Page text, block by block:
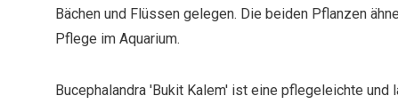
Bächen und Flüssen gelegen. Die beiden Pflanzen
Pflege im Aquarium.
Bucephalandra 'Bukit Kalem' ist eine pflegeleichte und